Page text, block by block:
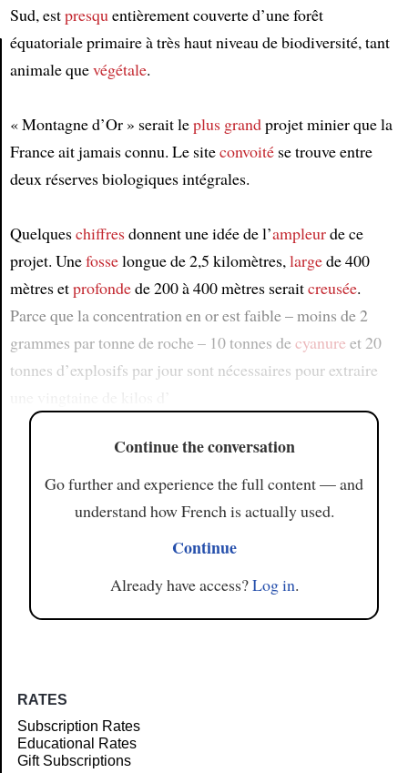
Sud, estpresquentièrement couverte d’une forêt
équatoriale primaire à très haut niveau de biodiversité, tant
animale quevégétale.
« Montagne d’Or » serait leplus grandprojet minier que la
France ait jamais connu. Le siteconvoitése trouve entre
deux réserves biologiques intégrales.
Quelqueschiffresdonnent une idée de l’ampleurde ce
projet. Unefosselongue de 2,5 kilomètres,largede 400
mètres etprofondede 200 à 400 mètres seraitcreusée.
Parce que la concentration en or est faible – moins de 2
grammes par tonne de roche – 10 tonnes decyanure et 20
tonnes d’explosifs par jour sont nécessaires pour extraire
Continue the conversation
Go further and experience the full content — and
understand how French is actually used.
Continue
Already have access?Log in.
RATES
Subscription Rates
Educational Rates
Gift Subscriptions